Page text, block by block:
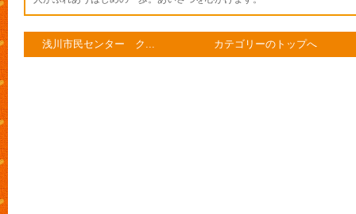
浅川市民センター ク... カテゴリーのトップへ